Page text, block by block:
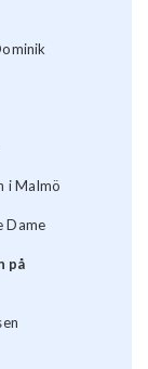
i Malmö
Dame
på